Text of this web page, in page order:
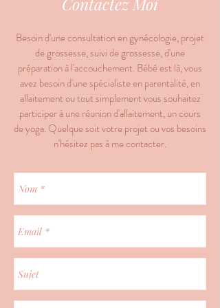
Besoin d'une consultation en gynécologie, projet
de grossesse, suivi de grossesse, d'une
préparation à l'accouchement. Bébé est là, vous
avez besoin d'une spécialiste en parentalité, en
allaitement ou tout simplement vous souhaitez
participer à une réunion d'allaitement, un cours
de yoga. Quelque soit votre projet ou vos besoins
n'hésitez pas à me contacter.